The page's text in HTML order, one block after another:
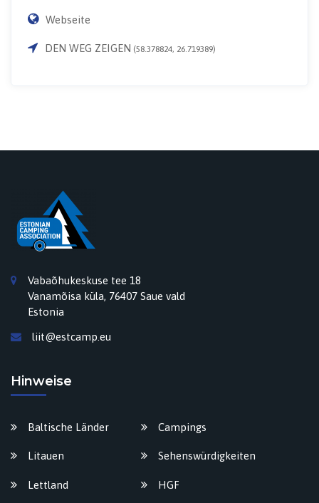
Webseite
DEN WEG ZEIGEN (58.378824, 26.719389)
Vabaõhukeskuse tee 18
Vanamõisa küla, 76407 Saue vald
Estonia
liit@estcamp.eu
Hinweise
Baltische Länder
Litauen
Lettland
Campings
Sehenswürdigkeiten
HGF